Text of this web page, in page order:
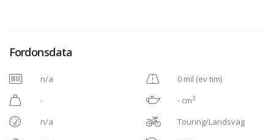
Fordonsdata
n/a
-
n/a
0 mil (ev tim)
- cm3
Touring/Landsväg